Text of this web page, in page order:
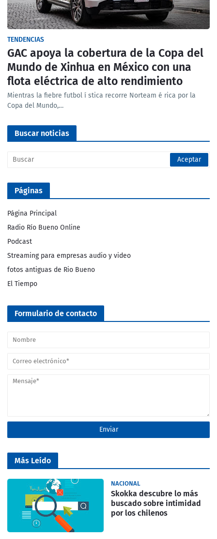
TENDENCIAS
GAC apoya la cobertura de la Copa del
Mundo de Xinhua en México con una
flota eléctrica de alto rendimiento
Mientras la fiebre futbol í stica recorre Norteam é rica por la
Copa del Mundo,…
Buscar noticias
Páginas
Página Principal
Radio Río Bueno Online
Podcast
Streaming para empresas audio y video
fotos antiguas de Rio Bueno
El Tiempo
Formulario de contacto
Más Leído
NACIONAL
Skokka descubre lo más
buscado sobre intimidad
por los chilenos